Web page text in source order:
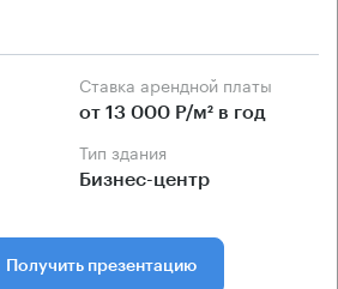
Ставка арендной платы
от 13 000 Р/м² в год
Тип здания
Бизнес-центр
Получить презентацию